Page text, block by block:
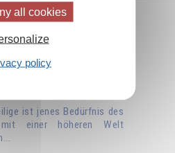
für das Heilige
ist jenes Bedürfnis des
einer höheren Welt
all cookies
policy